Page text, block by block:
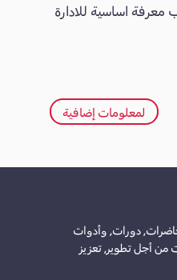
معرفة اساسية للادارة
لمعلومات إضافية
دورات, وأدوات
أجل تطوير, تعزيز